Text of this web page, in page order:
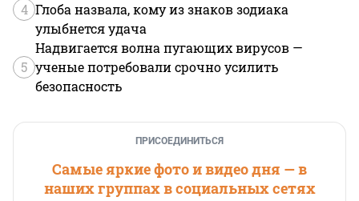
4 Глоба назвала, кому из знаков зодиака
улыбнется удача
5
Надвигается волна пугающих вирусов —
ученые потребовали срочно усилить
безопасность
ПРИСОЕДИНИТЬСЯ
Самые яркие фото и видео дня — в
наших группах в социальных сетях